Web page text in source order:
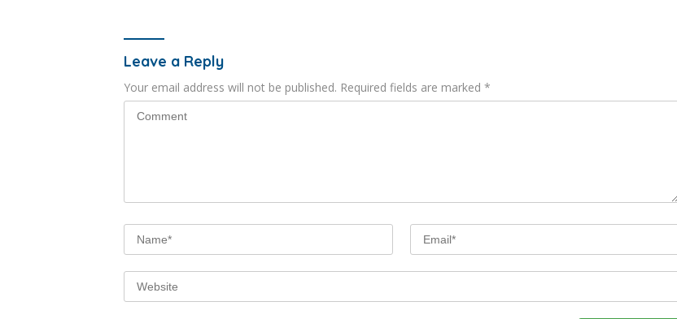
Leave a Reply
Your email address will not be published. Required fields are marked *